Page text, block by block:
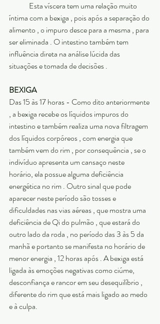
íntima com a bexiga , pois após a separação do
alimento , o impuro desce para a mesma , para
ser eliminada . O intestino também tem
influência direta na análise lúcida das
situações e tomada de decisões .
BEXIGA
Das 15 às 17 horas - Como dito anteriormente
, a bexiga recebe os líquidos impuros do
intestino e também realiza uma nova filtragem
dos líquidos corpóreos , com energia que
também vem do rim , por consequência , se o
indivíduo apresenta um cansaço neste
horário, ela possue alguma deficiência
energética no rim . Outro sinal que pode
aparecer neste período são tosses e
dificuldades nas vias aéreas , que mostra uma
deficiência de Qi do pulmão , que estará do
outro lado da roda , no período das 3 às 5 da
manhã e portanto se manifesta no horário de
menor energia , 12 horas após . A bexiga está
ligada às emoções negativas como ciúme,
desconfiança e rancor em seu desequilíbrio ,
diferente do rim que está mais ligado ao medo
e à culpa.